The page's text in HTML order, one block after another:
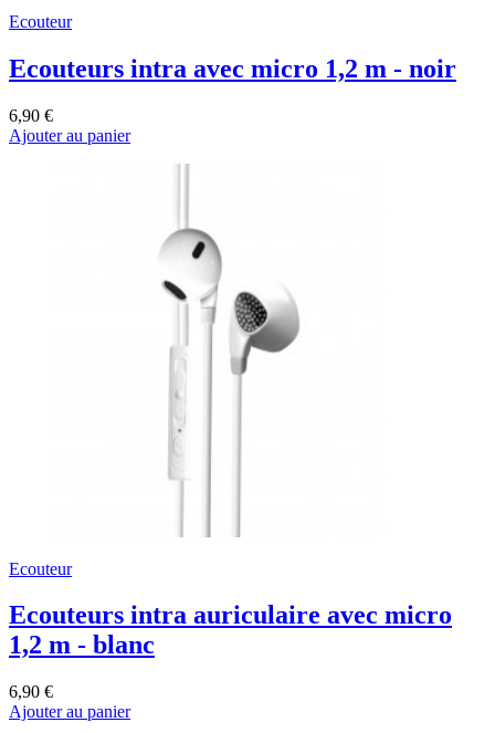
Ecouteur
Ecouteurs intra avec micro 1,2 m - noir
6,90 €
Ajouter au panier
Ecouteur
Ecouteurs intra auriculaire avec micro
1,2 m - blanc
6,90 €
Ajouter au panier